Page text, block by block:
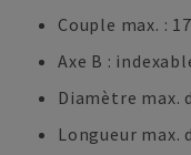
Couple max. :
Axe B :
Diamètre max.
Longueur max.